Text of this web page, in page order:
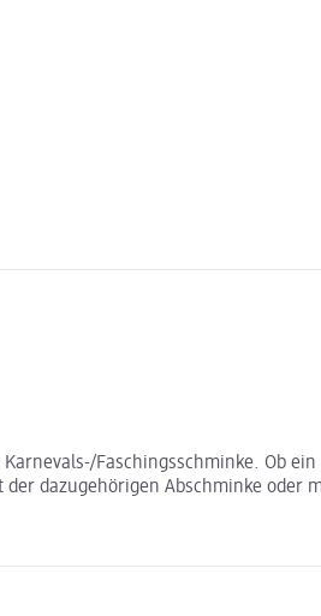
Faschingsschminke. Ob
dazugehörigen Abschminke oder